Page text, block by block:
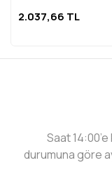
2.037,66 TL
Saat
durumuna göre